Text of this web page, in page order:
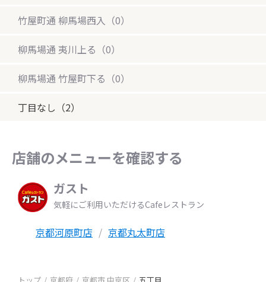
竹屋町通 柳馬場西入（0）
柳馬場通 夷川上る（0）
柳馬場通 竹屋町下る（0）
丁目なし（2）
店舗のメニューを確認する
ガスト
気軽にご利用いただけるCafeレストラン
京都河原町店 京都丸太町店